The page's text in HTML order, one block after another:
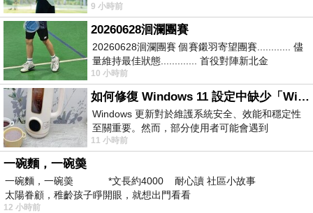
寂寞 卻只能記下它的附屬物 原
9 小時前
20260628洄瀾團賽
20260628洄瀾團賽 個賽鎩羽寄望團賽............ 儘
量維持最佳狀態............. 首役對陣新北金
龍............. 跨境群
10 小時前
如何修復 Windows 11 設定中缺少「Windows 更新」？
Windows 更新對於維護系統安全、效能和穩定性
至關重要。然而，部分使用者可能會遇到
Windows 11 設定應用程式中缺少「Windows 更
新」
11 小時前
一碗麵，一碗羮
一碗麵，一碗羮 *文長約4000 耐心讀 社區小故事
太陽眷顧，稚齡孩子睜開眼，就想出門看看
12 小時前